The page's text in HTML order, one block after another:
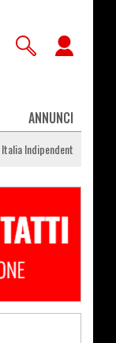
ANNUNCI
Italia Indipendent